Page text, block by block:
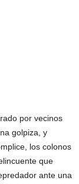
por vecinos
golpiza, y
los colonos
que
ante una